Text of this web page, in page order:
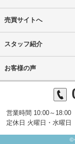
売買サイトへ
スタッフ紹介
お客様の声
営業時間 10:00～18:00
定休日 火曜日・水曜日
©